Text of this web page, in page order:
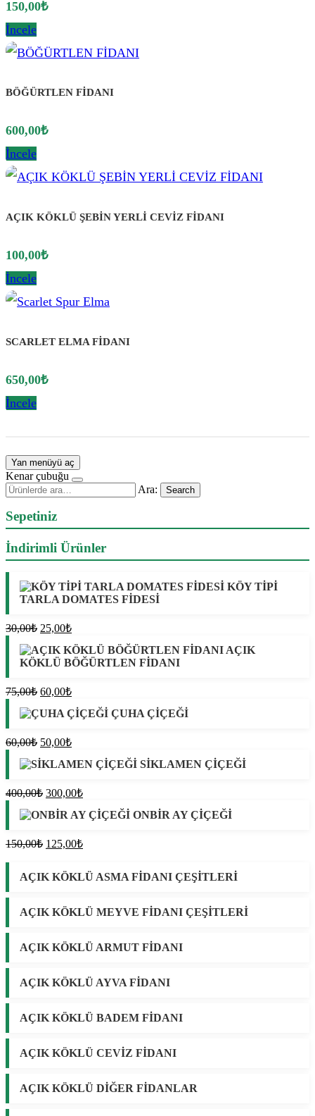
150,00₺
İncele
BÖĞÜRTLEN FİDANI
600,00₺
İncele
AÇIK KÖKLÜ ŞEBİN YERLİ CEVİZ FİDANI
100,00₺
İncele
SCARLET ELMA FİDANI
650,00₺
İncele
Yan menüyü aç
Kenar çubuğu
Ara:
Search
Sepetiniz
İndirimli Ürünler
KÖY TİPİ
TARLA DOMATES FİDESİ
30,00₺ Orijinal
30,00₺.
25,00₺Şu
fiyat:
25,00₺.
AÇIK
KÖKLÜ BÖĞÜRTLEN FİDANI
75,00₺ Orijinal
75,00₺.
60,00₺Şu
fiyat:
ÇUHA ÇİÇEĞİ
60,00₺ Orijinal
60,00₺.
50,00₺Şu
fiyat:
SİKLAMEN ÇİÇEĞİ
400,00₺ Orijinal
400,00₺.
300,00₺Şu
fiyat:
ONBİR AY ÇİÇEĞİ
150,00₺ Orijinal
150,00₺.
125,00₺Şu
125,00₺.
AÇIK KÖKLÜ ASMA FİDANI ÇEŞİTLERİ
AÇIK KÖKLÜ MEYVE FİDANI ÇEŞİTLERİ
AÇIK KÖKLÜ ARMUT FİDANI
AÇIK KÖKLÜ AYVA FİDANI
AÇIK KÖKLÜ BADEM FİDANI
AÇIK KÖKLÜ CEVİZ FİDANI
AÇIK KÖKLÜ DİĞER FİDANLAR